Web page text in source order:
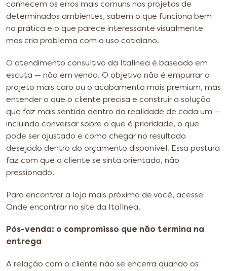
conhecem os erros mais comuns nos projetos de
determinados ambientes, sabem o que funciona bem
na prática e o que parece interessante visualmente
mas cria problema com o uso cotidiano.
O atendimento consultivo da Italínea é baseado em
escuta — não em venda. O objetivo não é empurrar o
projeto mais caro ou o acabamento mais premium, mas
entender o que o cliente precisa e construir a solução
que faz mais sentido dentro da realidade de cada um —
incluindo conversar sobre o que é prioridade, o que
pode ser ajustado e como chegar no resultado
desejado dentro do orçamento disponível. Essa postura
faz com que o cliente se sinta orientado, não
pressionado.
Para encontrar a loja mais próxima de você, acesse
Onde encontrar no site da Italínea.
Pós-venda: o compromisso que não termina na
entrega
A relação com o cliente não se encerra quando os